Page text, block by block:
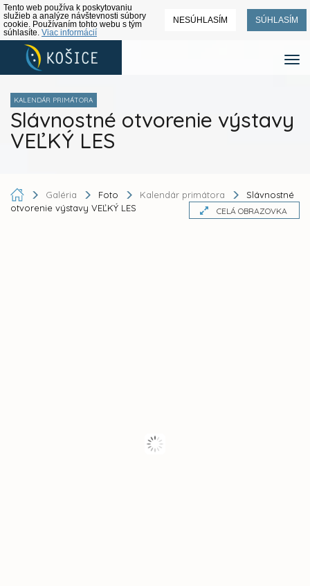
Tento web používa k poskytovaniu
služieb a analýze návštevnosti súbory
cookie. Používaním tohto webu s tým
súhlasíte. Viac informácií
NESÚHLASÍM SÚHLASÍM
KALENDÁR PRIMÁTORA
Slávnostné otvorenie výstavy
VEĽKÝ LES
Galéria Foto Kalendár primátora
Slávnostné
otvorenie výstavy VEĽKÝ LES
CELÁ OBRAZOVKA